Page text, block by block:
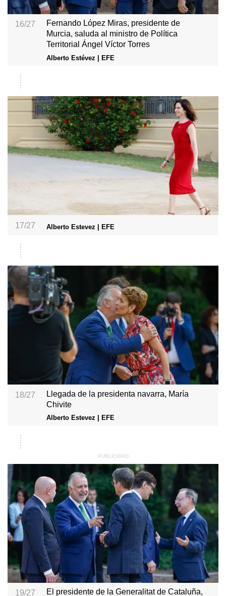
16/27
Fernando López Miras, presidente de
Murcia, saluda al ministro de Política
Territorial Ángel Víctor Torres
Alberto Estévez | EFE
17/27 Alberto Estevez | EFE
18/27
Llegada de la presidenta navarra, María
Chivite
Alberto Estevez | EFE
19/27 El presidente de la Generalitat de Cataluña,